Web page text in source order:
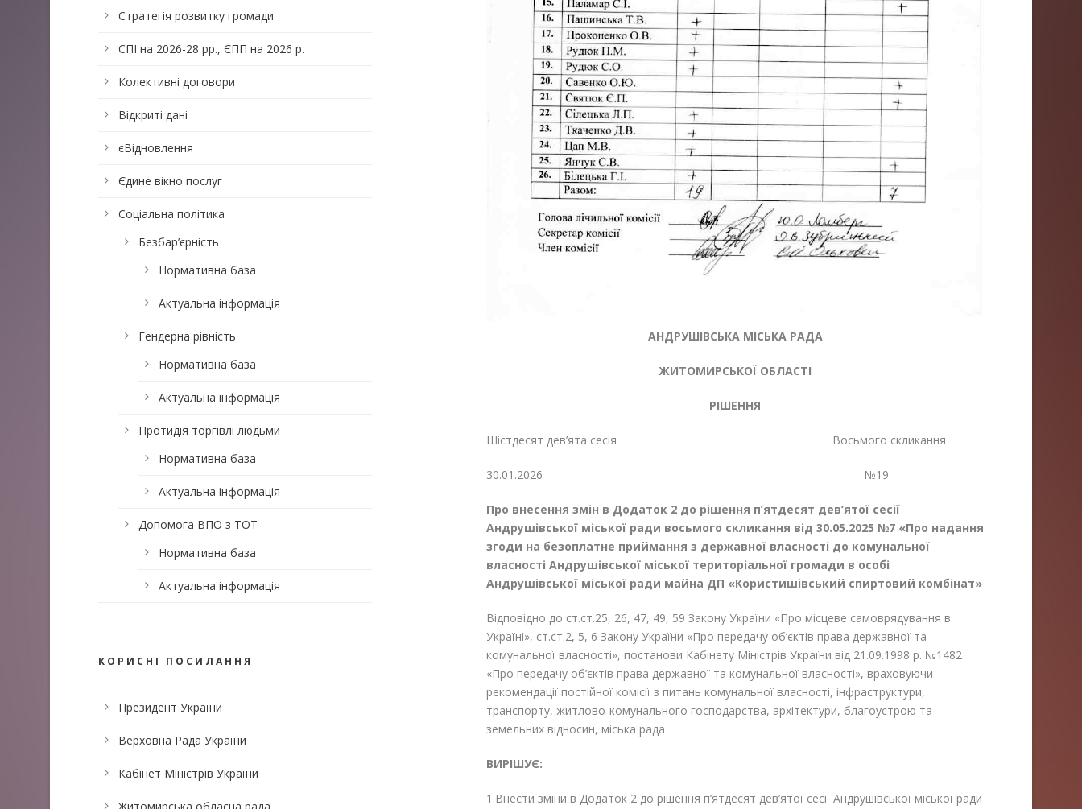
АНДРУШІВСЬКА МІСЬКА РАДА
ЖИТОМИРСЬКОЇ ОБЛАСТІ
РІШЕННЯ
Шістдесят дев’ята сесія Восьмого скликання
30.01.2026 №19
Про внесення змін в Додаток 2 до рішення п’ятдесят дев’ятої сесії
Андрушівської міської ради восьмого скликання від 30.05.2025 №7 «Про надання
згоди на безоплатне приймання з державної власності до комунальної
власності Андрушівської міської територіальної громади в особі
Андрушівської міської ради майна ДП «Користишівський спиртовий комбінат»
Відповідно до ст.ст.25, 26, 47, 49, 59 Закону України «Про місцеве самоврядування в
Україні», ст.ст.2, 5, 6 Закону України «Про передачу об’єктів права державної та
комунальної власності», постанови Кабінету Міністрів України від 21.09.1998 р. №1482
«Про передачу об’єктів права державної та комунальної власності», враховуючи
рекомендації постійної комісії з питань комунальної власності, інфраструктури,
транспорту, житлово-комунального господарства, архітектури, благоустрою та
земельних відносин, міська рада
ВИРІШУЄ:
1.Внести зміни в Додаток 2 до рішення п’ятдесят дев’ятої сесії Андрушівської міської ради
Стратегія розвитку громади
СПІ на 2026-28 рр., ЄПП на 2026 р.
Колективні договори
Відкриті дані
єВідновлення
Єдине вікно послуг
Соціальна політика
Безбар’єрність
Нормативна база
Актуальна інформація
Гендерна рівність
Нормативна база
Актуальна інформація
Протидія торгівлі людьми
Нормативна база
Актуальна інформація
Допомога ВПО з ТОТ
Нормативна база
Актуальна інформація
КОРИСНІ ПОСИЛАННЯ
Президент України
Верховна Рада України
Кабінет Міністрів України